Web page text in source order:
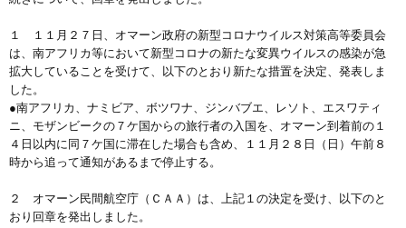
１ １１月２７日、オマーン政府の新型コロナウイルス対策高等委員会
は、南アフリカ等において新型コロナの新たな変異ウイルスの感染が急
拡大していることを受けて、以下のとおり新たな措置を決定、発表しま
した。
●南アフリカ、ナミビア、ボツワナ、ジンバブエ、レソト、エスワティ
ニ、モザンビークの７ケ国からの旅行者の入国を、オマーン到着前の１
４日以内に同７ケ国に滞在した場合も含め、１１月２８日（日）午前８
時から追って通知があるまで停止する。
２ オマーン民間航空庁（ＣＡＡ）は、上記１の決定を受け、以下のと
おり回章を発出しました。